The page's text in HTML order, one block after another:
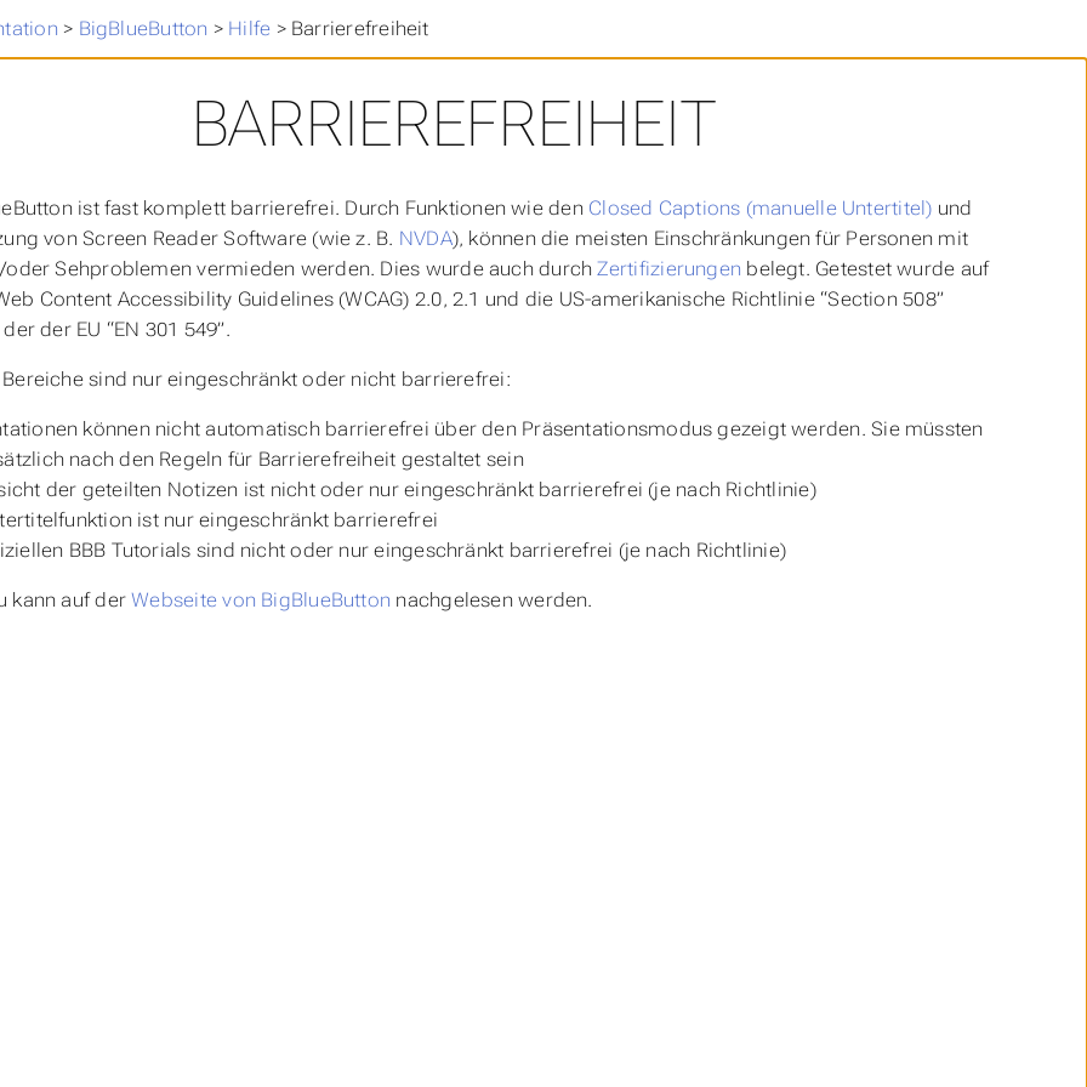
> BigBlueButton > Hilfe > Barrierefreiheit
BARRIEREFREIHEIT
ist fast komplett barrierefrei. Durch Funktionen wie den Closed Captions (manuelle Untertitel) und
von Screen Reader Software (wie z. B. NVDA), können die meisten Einschränkungen für Personen mit
oder Sehproblemen vermieden werden. Dies wurde auch durchZertifizierungen belegt. Getestet wurde auf
Content Accessibility Guidelines (WCAG) 2.0, 2.1 und die US-amerikanische Richtlinie “Section 508”
der EU “EN 301 549”.
sind nur eingeschränkt oder nicht barrierefrei:
können nicht automatisch barrierefrei über den Präsentationsmodus gezeigt werden. Sie müssten
nach den Regeln für Barrierefreiheit gestaltet sein
der geteilten Notizen ist nicht oder nur eingeschränkt barrierefrei (je nach Richtlinie)
ist nur eingeschränkt barrierefrei
BBB Tutorials sind nicht oder nur eingeschränkt barrierefrei (je nach Richtlinie)
kann auf derWebseite von BigBlueButton nachgelesen werden.